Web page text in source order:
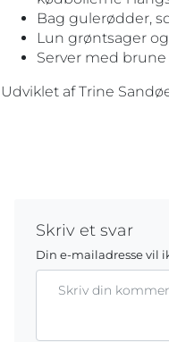
Bag gulerødder,
Lun grøntsager
Server med
Udviklet af Trine
Skriv et svar
Din e-mailadresse vil